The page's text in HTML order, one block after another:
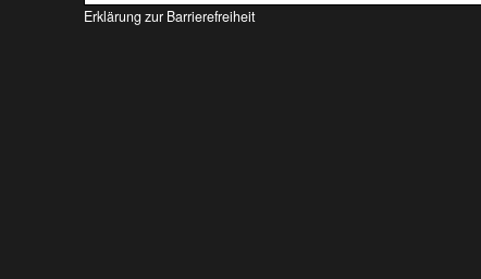
Erklärung zur Barrierefreiheit